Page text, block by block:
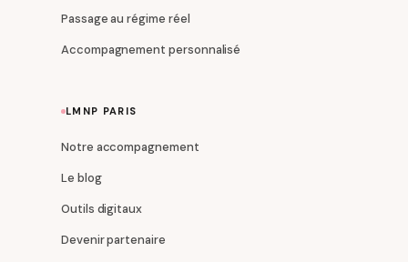
Passage au régime réel
Accompagnement personnalisé
LMNP PARIS
Notre accompagnement
Le blog
Outils digitaux
Devenir partenaire